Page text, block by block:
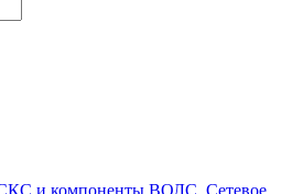
СКС и компоненты ВОЛС Сетевое